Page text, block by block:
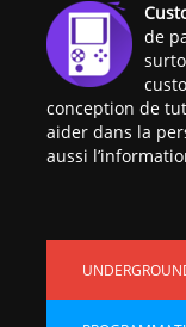
de
conception de
aider dans la
aussi